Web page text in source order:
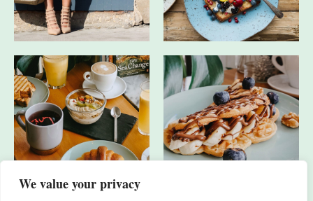
We value your privacy